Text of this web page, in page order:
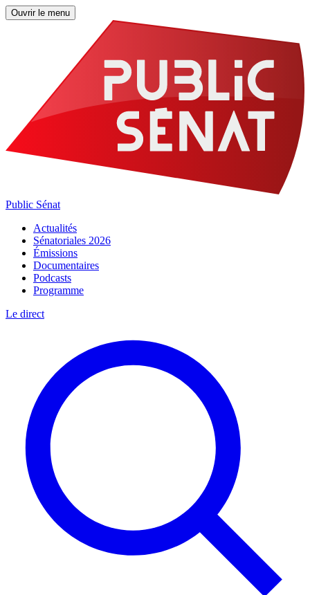
Ouvrir le menu
Public Sénat
Actualités
Sénatoriales 2026
Émissions
Documentaires
Podcasts
Programme
Le direct